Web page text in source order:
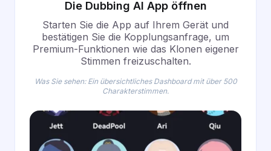
Die Dubbing AI App öffnen
Starten Sie die App auf Ihrem Gerät und
bestätigen Sie die Kopplungsanfrage, um
Premium-Funktionen wie das Klonen eigener
Stimmen freizuschalten.
Was Sie sehen: Ein übersichtliches Dashboard mit über 500
Charakterstimmen.